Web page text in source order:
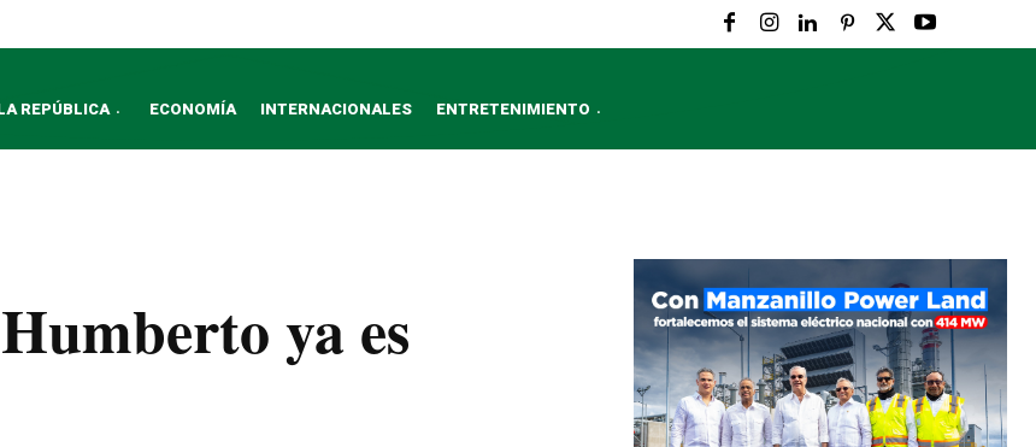
REPÚBLICA ECONOMÍA INTERNACIONALES ENTRETENIMIENTO
ya es